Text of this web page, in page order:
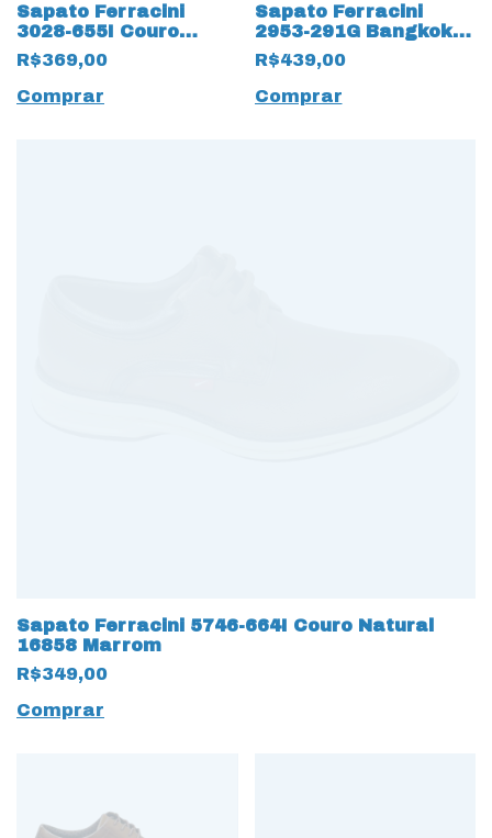
Sapato Ferracini
3028-655I Couro
Natural com Cadarço
Fake Tabaco 15171
Café
R$369,00
Comprar
Sapato Ferracini
2953-291G Bangkok
Couro Natural
mestiço NUMERAÇÃO
ESPECIAL 15159 Preto
R$439,00
Comprar
Sapato Ferracini 5746-664I Couro Natural
16858 Marrom
R$349,00
Comprar